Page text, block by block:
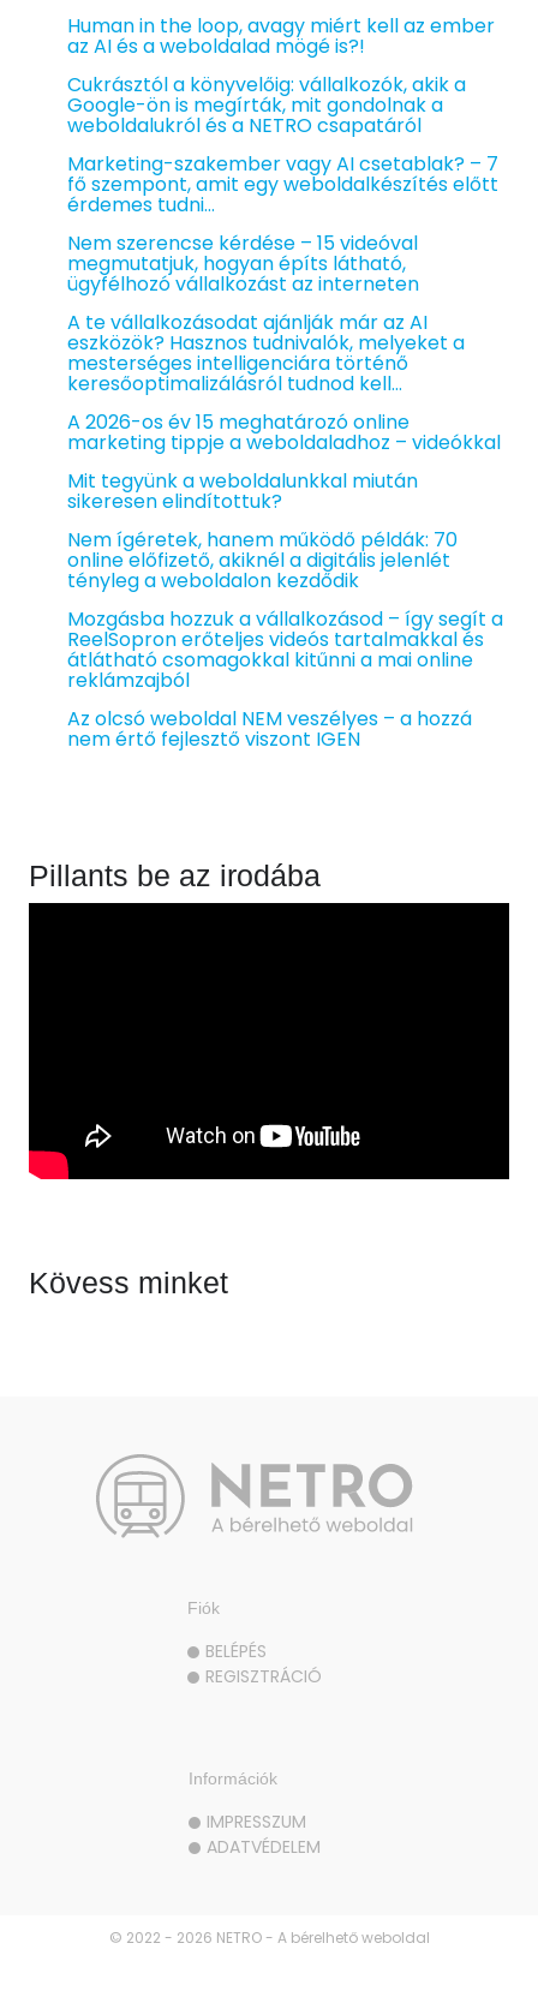
Human in the loop, avagy miért kell az ember
az AI és a weboldalad mögé is?!
Cukrásztól a könyvelőig: vállalkozók, akik a
Google-ön is megírták, mit gondolnak a
weboldalukról és a NETRO csapatáról
Marketing-szakember vagy AI csetablak? – 7
fő szempont, amit egy weboldalkészítés előtt
érdemes tudni…
Nem szerencse kérdése – 15 videóval
megmutatjuk, hogyan építs látható,
ügyfélhozó vállalkozást az interneten
A te vállalkozásodat ajánlják már az AI
eszközök? Hasznos tudnivalók, melyeket a
mesterséges intelligenciára történő
keresőoptimalizálásról tudnod kell…
A 2026-os év 15 meghatározó online
marketing tippje a weboldaladhoz – videókkal
Mit tegyünk a weboldalunkkal miután
sikeresen elindítottuk?
Nem ígéretek, hanem működő példák: 70
online előfizető, akiknél a digitális jelenlét
tényleg a weboldalon kezdődik
Mozgásba hozzuk a vállalkozásod – így segít a
ReelSopron erőteljes videós tartalmakkal és
átlátható csomagokkal kitűnni a mai online
reklámzajból
Az olcsó weboldal NEM veszélyes – a hozzá
nem értő fejlesztő viszont IGEN
Pillants be az irodába
Kövess minket
Információk
IMPRESSZUM
ADATVÉDELEM
Fiók
BELÉPÉS
REGISZTRÁCIÓ
© 2022 - 2026 NETRO - A bérelhető weboldal